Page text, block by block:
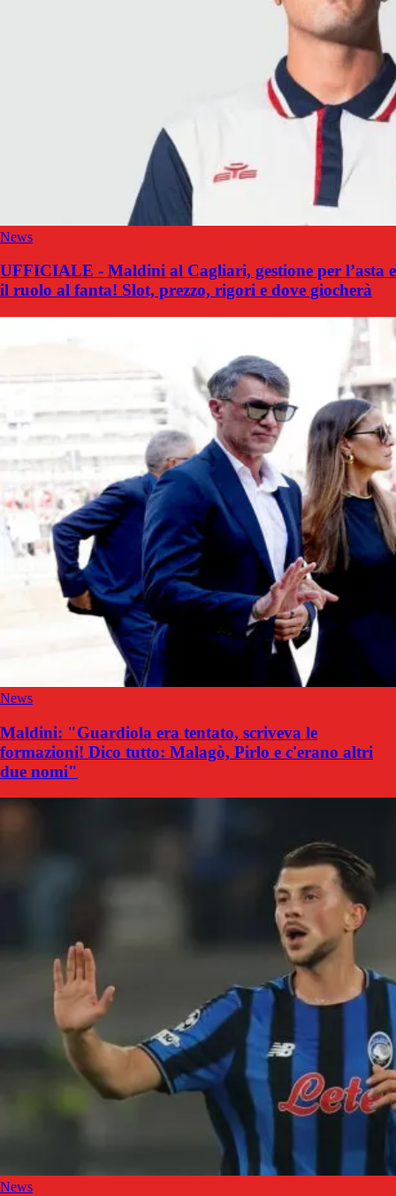
News
UFFICIALE - Maldini al Cagliari, gestione per l’asta e
il ruolo al fanta! Slot, prezzo, rigori e dove giocherà
News
Maldini: "Guardiola era tentato, scriveva le
formazioni! Dico tutto: Malagò, Pirlo e c'erano altri
due nomi"
News